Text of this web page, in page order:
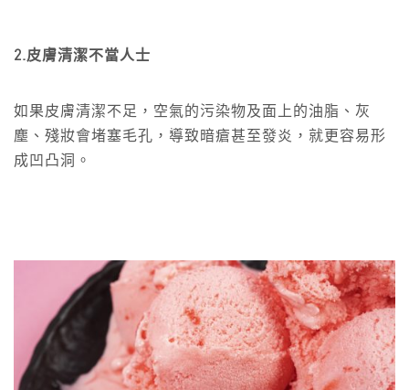
2.皮膚清潔不當人士
如果皮膚清潔不足，空氣的污染物及面上的油脂、灰
塵、殘妝會堵塞毛孔，導致暗瘡甚至發炎，就更容易形
成凹凸洞。